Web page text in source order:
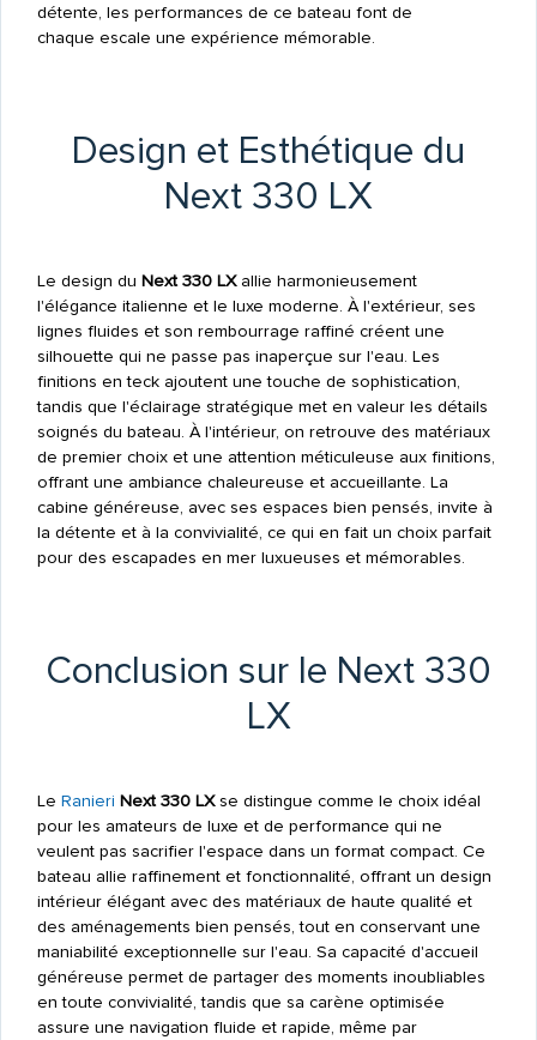
détente, les performances de ce bateau font de
chaque escale une expérience mémorable.
Design et Esthétique du
Next 330 LX
Le design du Next 330 LXallie harmonieusement
l'élégance italienne et le luxe moderne. À l'extérieur, ses
lignes fluides et son rembourrage raffiné créent une
silhouette qui ne passe pas inaperçue sur l'eau. Les
finitions en teck ajoutent une touche de sophistication,
tandis que l'éclairage stratégique met en valeur les détails
soignés du bateau. À l'intérieur, on retrouve des matériaux
de premier choix et une attention méticuleuse aux finitions,
offrant une ambiance chaleureuse et accueillante. La
cabine généreuse, avec ses espaces bien pensés, invite à
la détente et à la convivialité, ce qui en fait un choix parfait
pour des escapades en mer luxueuses et mémorables.
Conclusion sur le Next 330
LX
Le Ranieri Next 330 LXse distingue comme le choix idéal
pour les amateurs de luxe et de performance qui ne
veulent pas sacrifier l'espace dans un format compact. Ce
bateau allie raffinement et fonctionnalité, offrant un design
intérieur élégant avec des matériaux de haute qualité et
des aménagements bien pensés, tout en conservant une
maniabilité exceptionnelle sur l'eau. Sa capacité d'accueil
généreuse permet de partager des moments inoubliables
en toute convivialité, tandis que sa carène optimisée
assure une navigation fluide et rapide, même par